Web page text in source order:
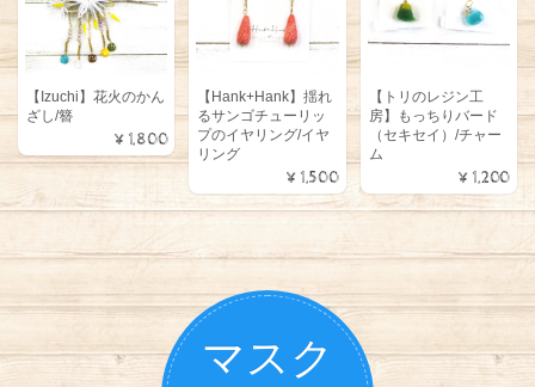
【Izuchi】花火のかん
ざし/簪
¥1,800
【Hank+Hank】揺れ
るサンゴチューリッ
プのイヤリング/イヤ
リング
¥1,500
【トリのレジン工
房】もっちりバード
（セキセイ）/チャー
ム
¥1,200
マスク